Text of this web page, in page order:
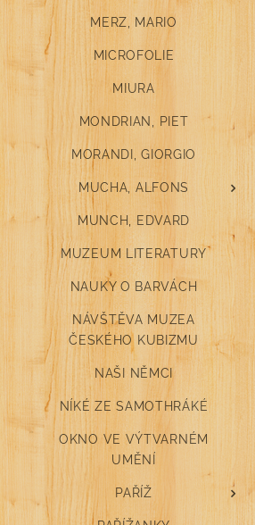
MERZ, MARIO
MICROFOLIE
MIURA
MONDRIAN, PIET
MORANDI, GIORGIO
MUCHA, ALFONS
MUNCH, EDVARD
MUZEUM LITERATURY
NAUKY O BARVÁCH
NÁVŠTĚVA MUZEA
ČESKÉHO KUBIZMU
NAŠI NĚMCI
NÍKÉ ZE SAMOTHRÁKÉ
OKNO VE VÝTVARNÉM
UMĚNÍ
PAŘÍŽ